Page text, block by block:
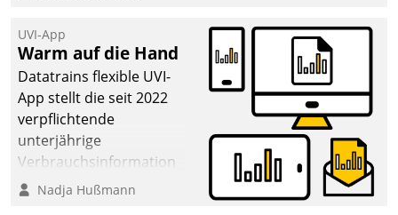
UVI-App
Warm auf die Hand
Datatrains flexible UVI-
App stellt die seit 2022
verpflichtende
unterjährige
Verbrauchsinformation
schnell, zuverlässig und
Nadja Hußmann